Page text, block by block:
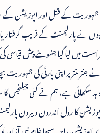
کے قتل اور اپوزیشن کے
نے پارلیمنٹ کے قریب
میں لیا گیا جنہوںنے پیش
منتر پر اپنی پارٹی کی
سکھائی ہے، ہم نے کئی چیلنجس
اپوزیشن کا رول اندرون و بیرون